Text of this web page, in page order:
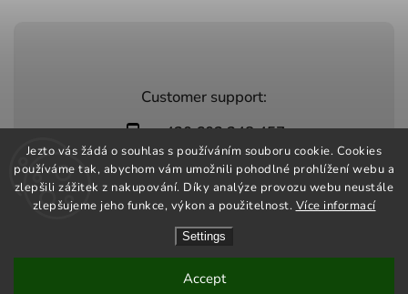
Jezto vás žádá o souhlas s používáním souboru cookie. Cookies
používáme tak, abychom vám umožnili pohodlné prohlížení webu a
zlepšili zážitek z nakupování. Díky analýze provozu webu neustále
zlepšujeme jeho funkce, výkon a použitelnost. Více informací
Settings
Accept
Customer support:
+420 603 248 457
info@jeztomarket.cz
Shoptet | Design